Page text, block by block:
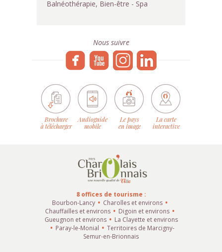
Balnéothérapie, Bien-être - Spa
Nous suivre
Brochure
à télécharger
Audioguide
mobile
Le pays
en image
La carte
interactive
8 offices de tourisme :
Bourbon-Lancy
Charolles et environs
Chauffailles et environs
Digoin et environs
Gueugnon et environs
La Clayette et environs
Paray-le-Monial
Territoires de Marcigny-
Semur-en-Brionnais